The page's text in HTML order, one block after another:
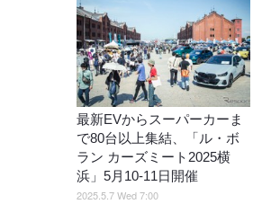
最新EVからスーパーカーま
で80台以上集結、「ル・ボ
ラン カーズミート2025横
浜」5月10-11日開催
2025.5.7 Wed 7:00